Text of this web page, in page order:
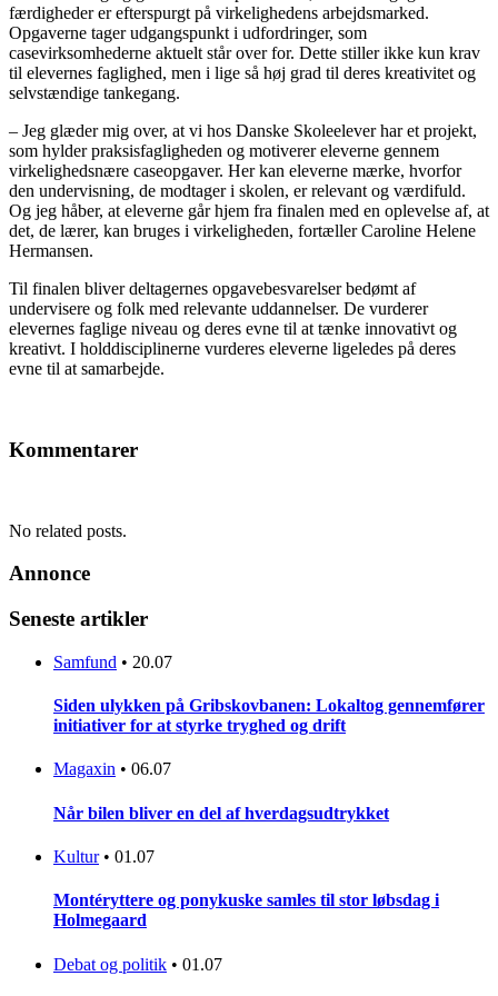
færdigheder er efterspurgt på virkelighedens arbejdsmarked.
Opgaverne tager udgangspunkt i udfordringer, som
casevirksomhederne aktuelt står over for. Dette stiller ikke kun krav
til elevernes faglighed, men i lige så høj grad til deres kreativitet og
selvstændige tankegang.
– Jeg glæder mig over, at vi hos Danske Skoleelever har et projekt,
som hylder praksisfagligheden og motiverer eleverne gennem
virkelighedsnære caseopgaver. Her kan eleverne mærke, hvorfor
den undervisning, de modtager i skolen, er relevant og værdifuld.
Og jeg håber, at eleverne går hjem fra finalen med en oplevelse af, at
det, de lærer, kan bruges i virkeligheden, fortæller Caroline Helene
Hermansen.
Til finalen bliver deltagernes opgavebesvarelser bedømt af
undervisere og folk med relevante uddannelser. De vurderer
elevernes faglige niveau og deres evne til at tænke innovativt og
kreativt. I holddisciplinerne vurderes eleverne ligeledes på deres
evne til at samarbejde.
Kommentarer
No related posts.
Annonce
Seneste artikler
Samfund • 20.07
Siden ulykken på Gribskovbanen: Lokaltog gennemfører
initiativer for at styrke tryghed og drift
Magaxin • 06.07
Når bilen bliver en del af hverdagsudtrykket
Kultur • 01.07
Montéryttere og ponykuske samles til stor løbsdag i
Holmegaard
Debat og politik • 01.07